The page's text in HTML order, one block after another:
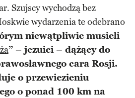
Szujscy wychodzą bez
wydarzenia te odebrano
niewątpliwie musieli
” – jezuici – dążący do
cara Rosji.
o przewiezieniu
o ponad 100 km na